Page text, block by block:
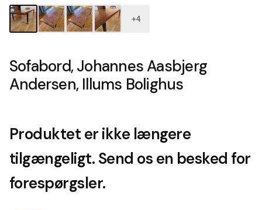
+4
Sofabord, Johannes Aasbjerg
Andersen, Illums Bolighus
Produktet er ikke længere
tilgængeligt. Send os en besked for
forespørgsler.